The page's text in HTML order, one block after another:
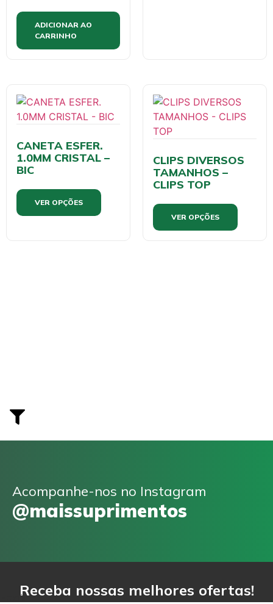
ADICIONAR AO
CARRINHO
CANETA ESFER.
1.0MM CRISTAL –
BIC
VER OPÇÕES
CLIPS DIVERSOS
TAMANHOS –
CLIPS TOP
VER OPÇÕES
Acompanhe-nos no Instagram
@maissuprimentos
Receba nossas melhores ofertas!
Email